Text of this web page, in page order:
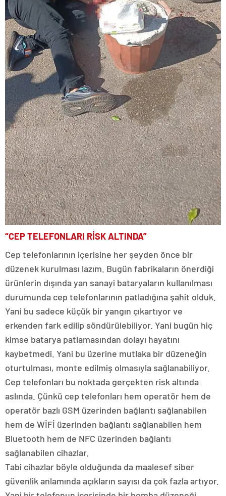
“CEP TELEFONLARI RİSK ALTINDA”
Cep telefonlarının içerisine her şeyden önce bir
düzenek kurulması lazım. Bugün fabrikaların önerdiği
ürünlerin dışında yan sanayi bataryaların kullanılması
durumunda cep telefonlarının patladığına şahit olduk.
Yani bu sadece küçük bir yangın çıkartıyor ve
erkenden fark edilip söndürülebiliyor. Yani bugün hiç
kimse batarya patlamasından dolayı hayatını
kaybetmedi. Yani bu üzerine mutlaka bir düzeneğin
oturtulması, monte edilmiş olmasıyla sağlanabiliyor.
Cep telefonları bu noktada gerçekten risk altında
aslında. Çünkü cep telefonları hem operatör hem de
operatör bazlı GSM üzerinden bağlantı sağlanabilen
hem de WİFİ üzerinden bağlantı sağlanabilen hem
Bluetooth hem de NFC üzerinden bağlantı
sağlanabilen cihazlar.
Tabi cihazlar böyle olduğunda da maalesef siber
güvenlik anlamında açıkların sayısı da çok fazla artıyor.